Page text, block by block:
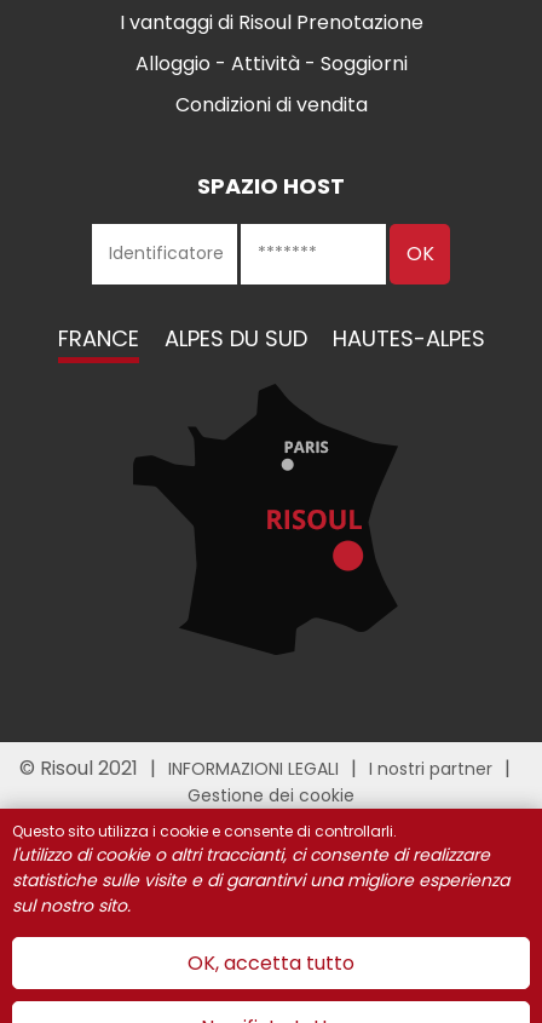
I vantaggi di Risoul Prenotazione
Alloggio - Attività - Soggiorni
Condizioni di vendita
SPAZIO HOST
FRANCE ALPES DU SUD HAUTES-ALPES
© Risoul 2021 INFORMAZIONI LEGALI
I nostri partner
Gestione dei cookie
Questo sito utilizza i cookie e consente di controllarli.
l'utilizzo di cookie o altri traccianti, ci consente di realizzare
statistiche sulle visite e di garantirvi una migliore esperienza
sul nostro sito.
OK, accetta tutto